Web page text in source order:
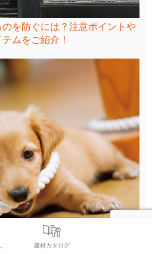
を防ぐには？注意ポイントや
ムをご紹介！
建材カタログ